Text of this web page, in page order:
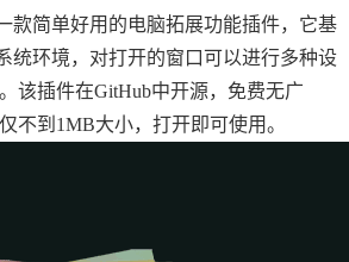
一款简单好用的电脑拓展功能插件，它基
统环境，对打开的窗口可以进行多种设
该插件在GitHub中开源，免费无广
不到1MB大小，打开即可使用。